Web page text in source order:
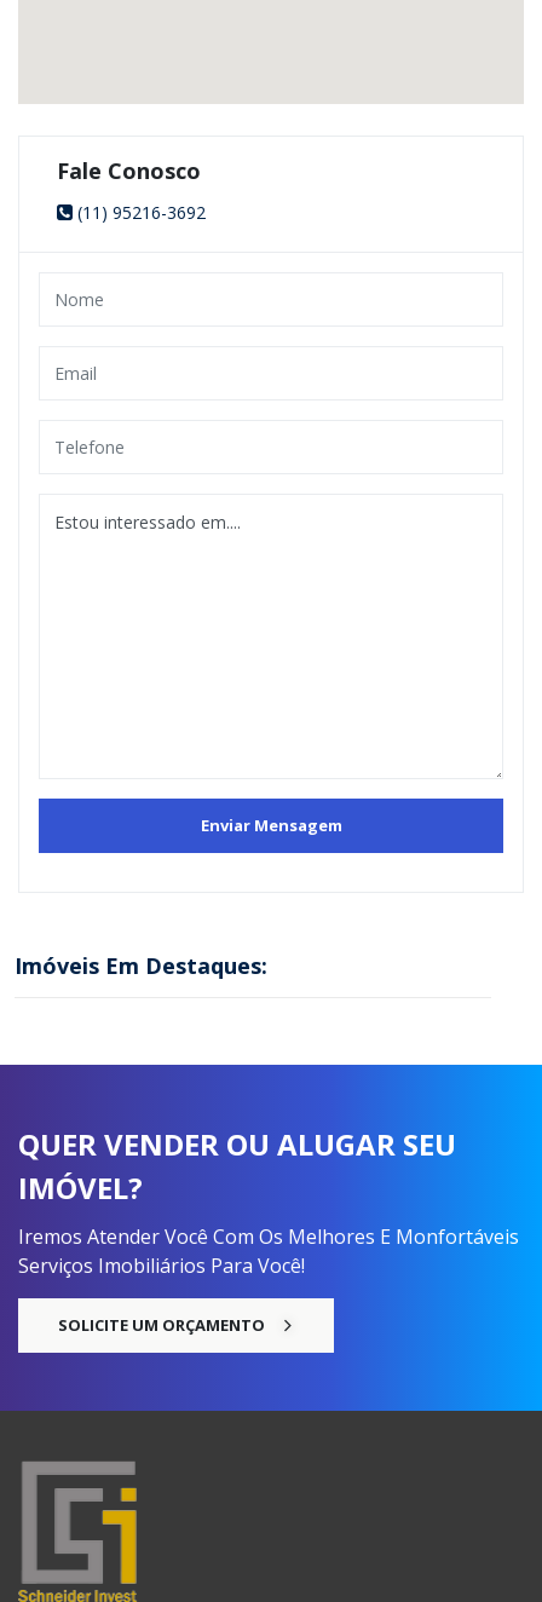
Fale Conosco
(11) 95216-3692
Imóveis Em Destaques:
QUER VENDER OU ALUGAR SEU
IMÓVEL?
Iremos Atender Você Com Os Melhores E Monfortáveis
Serviços Imobiliários Para Você!
SOLICITE UM ORÇAMENTO